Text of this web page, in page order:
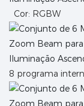
Cor: RGBW
8 programa